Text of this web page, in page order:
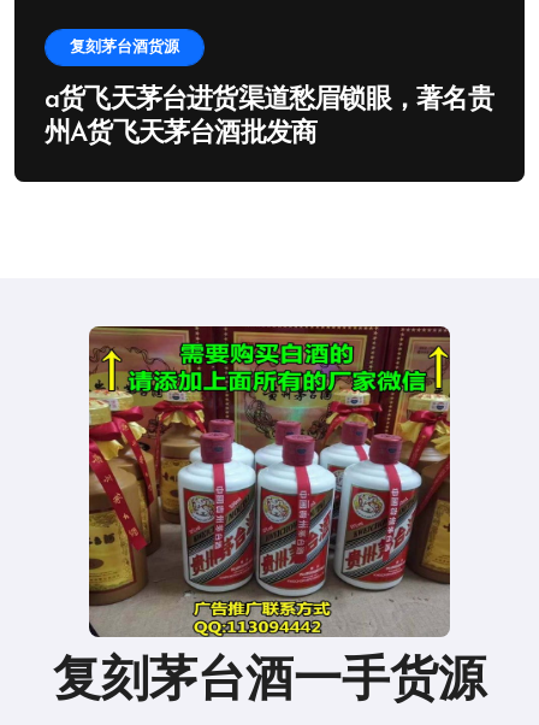
复刻茅台酒货源
a货飞天茅台进货渠道愁眉锁眼，著名贵
州A货飞天茅台酒批发商
复刻茅台酒一手货源